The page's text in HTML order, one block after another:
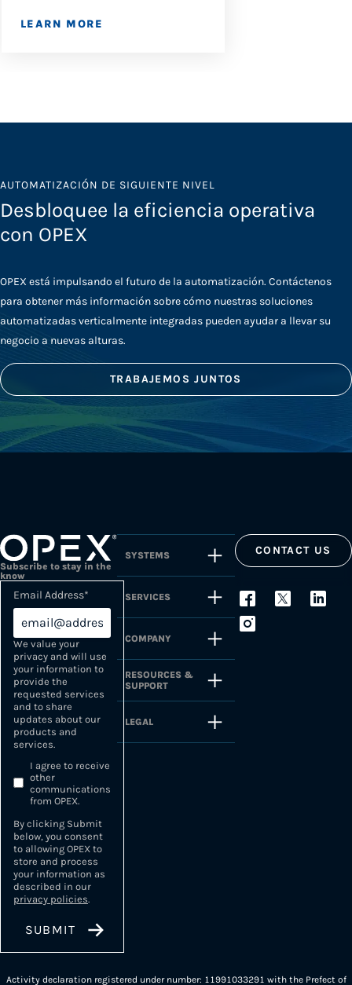
LEARN MORE
AUTOMATIZACIÓN DE SIGUIENTE NIVEL
Desbloquee la eficiencia operativa
con OPEX
OPEX está impulsando el futuro de la automatización. Contáctenos
para obtener más información sobre cómo nuestras soluciones
automatizadas verticalmente integradas pueden ayudar a llevar su
negocio a nuevas alturas.
TRABAJEMOS JUNTOS
Subscribe to stay in the
know
Email Address*
We value your
privacy and will use
your information to
provide the
requested services
and to share
updates about our
products and
services.
I agree to receive
other
communications
from OPEX.
By clicking Submit
below, you consent
to allowing OPEX to
store and process
your information as
described in our
privacy policies.
SYSTEMS
SERVICES
COMPANY
RESOURCES &
SUPPORT
LEGAL
CONTACT US
Activity declaration registered under number: 11991033291 with the Prefect of